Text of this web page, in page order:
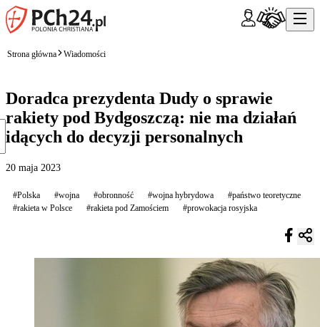
Strona główna Wiadomości
Doradca prezydenta Dudy o sprawie
rakiety pod Bydgoszczą: nie ma działań
idących do decyzji personalnych
20 maja 2023
#Polska #wojna #obronność #wojna hybrydowa
#państwo teoretyczne
#rakieta w Polsce
#rakieta pod Zamościem #prowokacja rosyjska